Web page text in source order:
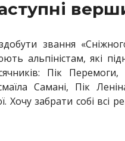
звання
альпіністам, які
Пік
Самані, Пік
Хочу забрати собі всі